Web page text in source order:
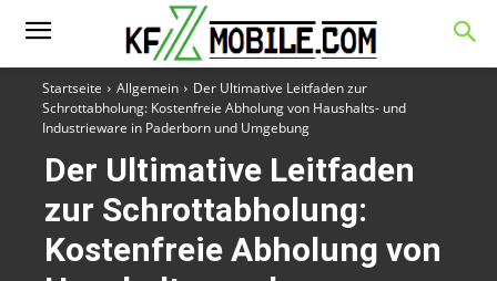
Startseite Allgemein
Der Ultimative Leitfaden zur
Schrottabholung: Kostenfreie Abholung von Haushalts- und
Industrieware in Paderborn und Umgebung
Der Ultimative Leitfaden
zur Schrottabholung:
Kostenfreie Abholung von